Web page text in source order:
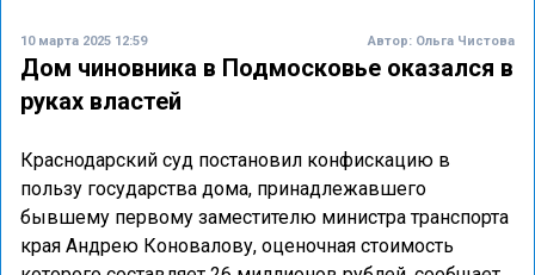
10 марта 2025 12:59 Автор: Ольга Чистова
Дом чиновника в Подмосковье оказался в
руках властей
Краснодарский суд постановил конфискацию в
пользу государства дома, принадлежавшего
бывшему первому заместителю министра транспорта
края Андрею Коновалову, оценочная стоимость